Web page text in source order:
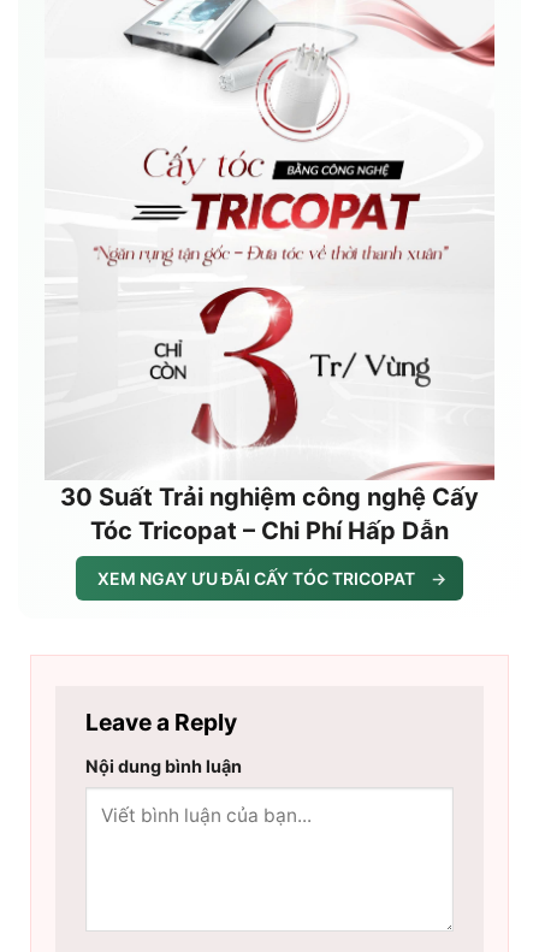
30 Suất Trải nghiệm công nghệ Cấy
Tóc Tricopat – Chi Phí Hấp Dẫn
XEM NGAY ƯU ĐÃI CẤY TÓC TRICOPAT →
Leave a Reply
Nội dung bình luận